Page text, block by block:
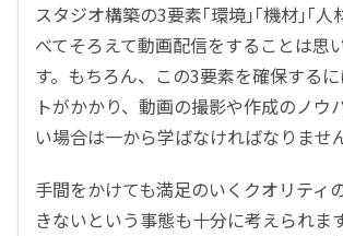
スタジオ構築の3要素｢環境｣｢機材｣｢人
べてそろえて動画配信をすることは思
す。もちろん、この3要素を確保する
トがかかり、動画の撮影や作成のノウ
い場合は一から学ばなければなりませ
手間をかけても満足のいくクオリティ
きないという事態も十分に考えられま